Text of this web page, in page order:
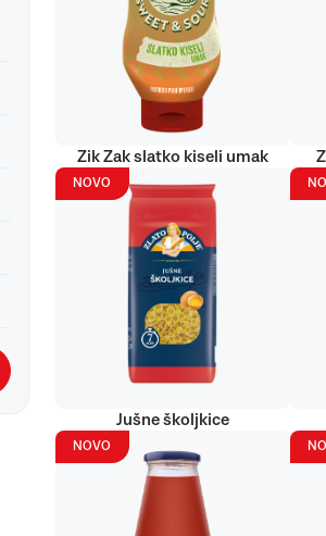
Zik Zak slatko kiseli umak
NOVO
Jušne školjkice
NOVO